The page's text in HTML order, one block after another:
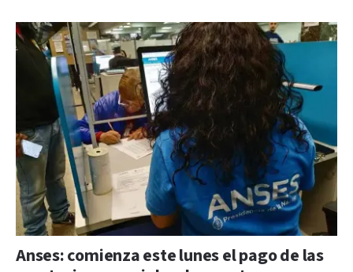
Anses: comienza este lunes el pago de las